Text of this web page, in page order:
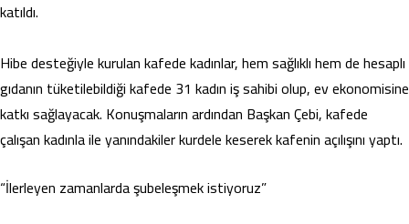
katıldı.
Hibe desteğiyle kurulan kafede kadınlar, hem sağlıklı hem de hesaplı
gıdanın tüketilebildiği kafede 31 kadın iş sahibi olup, ev ekonomisine
katkı sağlayacak. Konuşmaların ardından Başkan Çebi, kafede
çalışan kadınla ile yanındakiler kurdele keserek kafenin açılışını yaptı.
“İlerleyen zamanlarda şubeleşmek istiyoruz”